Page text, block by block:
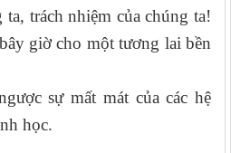
trách nhiệm của chúng ta!
giờ cho một tương lai bền
sự mất mát của các hệ
học.